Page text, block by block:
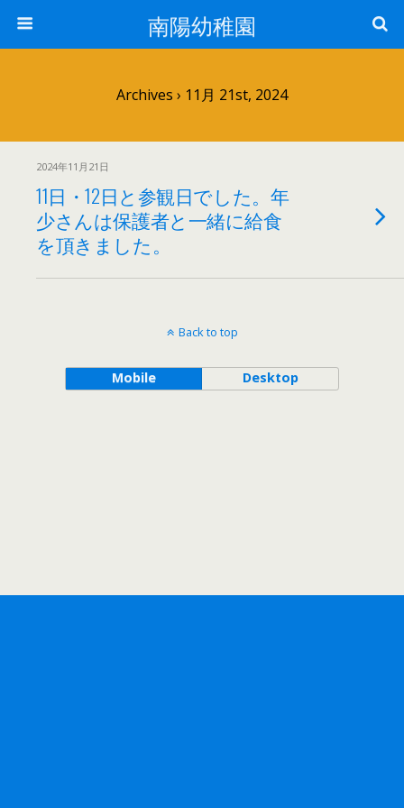
南陽幼稚園
Archives › 11月 21st, 2024
2024年11月21日
11日・12日と参観日でした。年
少さんは保護者と一緒に給食
を頂きました。
Back to top
Mobile Desktop